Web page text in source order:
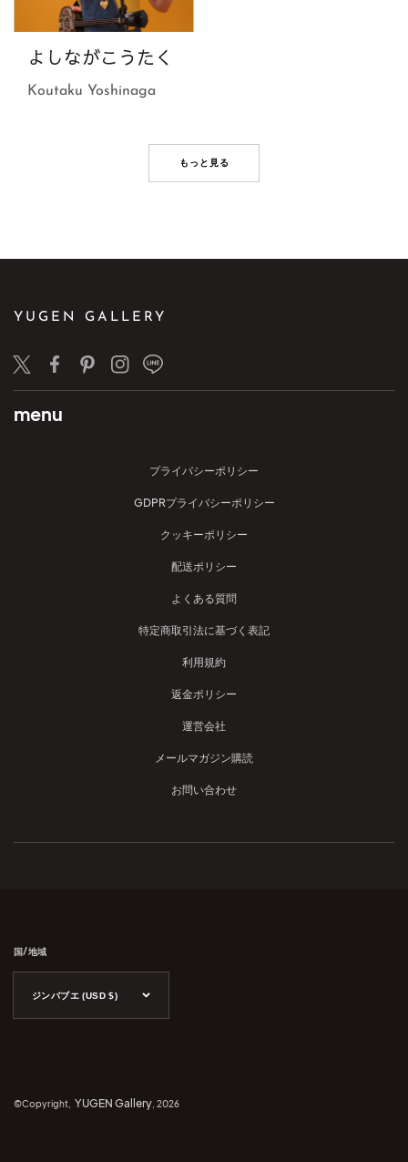
よしながこうたく
Koutaku Yoshinaga
もっと見る
YUGEN GALLERY
TwitterFacebook
PinterestInstagram
LINE
menu
プライバシーポリシー
GDPRプライバシーポリシー
クッキーポリシー
配送ポリシー
よくある質問
特定商取引法に基づく表記
利用規約
返金ポリシー
運営会社
メールマガジン購読
お問い合わせ
国/地域
ジンバブエ (USD $)
©Copyright, YUGEN Gallery , 2026